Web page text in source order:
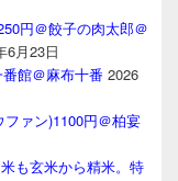
円＠餃子の肉太郎＠
6月23日
館＠麻布十番 2026
ァン)1100円＠柏宴
も玄米から精米。特